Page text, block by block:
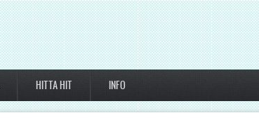
HITTA HIT INFO